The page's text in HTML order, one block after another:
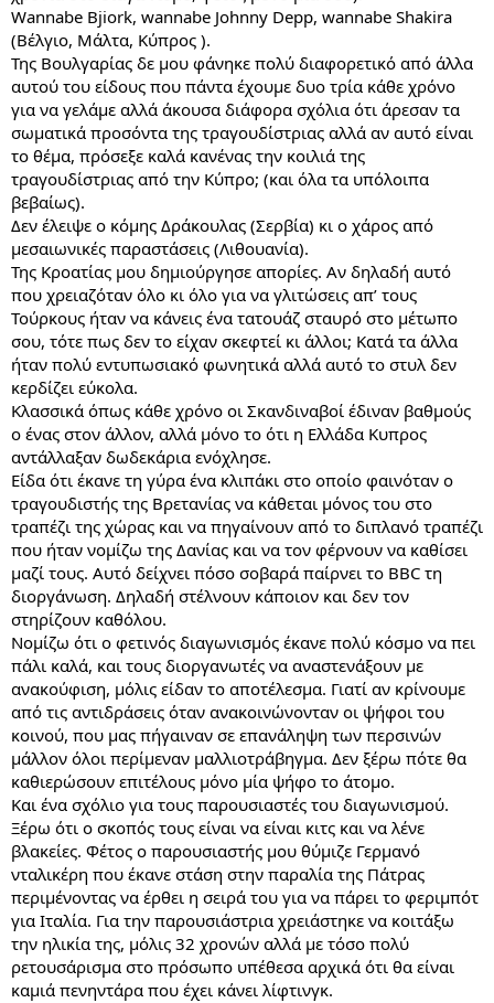
Wannabe Bjiork, wannabe Johnny Depp, wannabe Shakira
(Βέλγιο, Μάλτα, Κύπρος ).
Της Βουλγαρίας δε μου φάνηκε πολύ διαφορετικό από άλλα
αυτού του είδους που πάντα έχουμε δυο τρία κάθε χρόνο
για να γελάμε αλλά άκουσα διάφορα σχόλια ότι άρεσαν τα
σωματικά προσόντα της τραγουδίστριας αλλά αν αυτό είναι
το θέμα, πρόσεξε καλά κανένας την κοιλιά της
τραγουδίστριας από την Κύπρο; (και όλα τα υπόλοιπα
βεβαίως).
Δεν έλειψε ο κόμης Δράκουλας (Σερβία) κι ο χάρος από
μεσαιωνικές παραστάσεις (Λιθουανία).
Της Κροατίας μου δημιούργησε απορίες. Αν δηλαδή αυτό
που χρειαζόταν όλο κι όλο για να γλιτώσεις απ’ τους
Τούρκους ήταν να κάνεις ένα τατουάζ σταυρό στο μέτωπο
σου, τότε πως δεν το είχαν σκεφτεί κι άλλοι; Κατά τα άλλα
ήταν πολύ εντυπωσιακό φωνητικά αλλά αυτό το στυλ δεν
κερδίζει εύκολα.
Κλασσικά όπως κάθε χρόνο οι Σκανδιναβοί έδιναν βαθμούς
ο ένας στον άλλον, αλλά μόνο το ότι η Ελλάδα Κυπρος
αντάλλαξαν δωδεκάρια ενόχλησε.
Είδα ότι έκανε τη γύρα ένα κλιπάκι στο οποίο φαινόταν ο
τραγουδιστής της Βρετανίας να κάθεται μόνος του στο
τραπέζι της χώρας και να πηγαίνουν από το διπλανό τραπέζι
που ήταν νομίζω της Δανίας και να τον φέρνουν να καθίσει
μαζί τους. Αυτό δείχνει πόσο σοβαρά παίρνει το BBC τη
διοργάνωση. Δηλαδή στέλνουν κάποιον και δεν τον
στηρίζουν καθόλου.
Νομίζω ότι ο φετινός διαγωνισμός έκανε πολύ κόσμο να πει
πάλι καλά, και τους διοργανωτές να αναστενάξουν με
ανακούφιση, μόλις είδαν το αποτέλεσμα. Γιατί αν κρίνουμε
από τις αντιδράσεις όταν ανακοινώνονταν οι ψήφοι του
κοινού, που μας πήγαιναν σε επανάληψη των περσινών
μάλλον όλοι περίμεναν μαλλιοτράβηγμα. Δεν ξέρω πότε θα
καθιερώσουν επιτέλους μόνο μία ψήφο το άτομο.
Και ένα σχόλιο για τους παρουσιαστές του διαγωνισμού.
Ξέρω ότι ο σκοπός τους είναι να είναι κιτς και να λένε
βλακείες. Φέτος ο παρουσιαστής μου θύμιζε Γερμανό
νταλικέρη που έκανε στάση στην παραλία της Πάτρας
περιμένοντας να έρθει η σειρά του για να πάρει το φεριμπότ
για Ιταλία. Για την παρουσιάστρια χρειάστηκε να κοιτάξω
την ηλικία της, μόλις 32 χρονών αλλά με τόσο πολύ
ρετουσάρισμα στο πρόσωπο υπέθεσα αρχικά ότι θα είναι
καμιά πενηντάρα που έχει κάνει λίφτινγκ.